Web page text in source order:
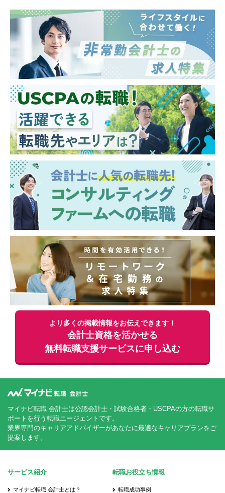
・顧客対応が中心の業務となるため、コミュ
ニケーション能力が求められます。
・将来的には都城支店長を目指すことも可能
です。
・年間休日は120日以上あり、メリハリをつ
けて働くことができます。土日祝が休みのた
め、家族とゆっくり過ごしたり、趣味やレジ
ャーを楽しむこともできます。（柔軟に就業
形態相談できます）
・30代のスタッフが活躍しています。スタッ
フ同士のデスクが向かい合わせになってお
り、互いの意見を交換しやすい和気あいあい
・本社は横浜にありますが、横浜での研修や
社員旅行を通じて、本社社員との交流を図っ
ています。
より多くの掲載情報をお伝えできます！
会計士資格を活かせる
無料転職支援サービスに申し込む
マイナビ転職 会計士は公認会計士・試験合格者・USCPAの方の転職サ
ポートを行う転職エージェントです。
業界専門のキャリアアドバイザーがあなたに最適なキャリアプランをご
提案します。
サービス紹介
マイナビ転職 会計士とは？
転職お役立ち情報
転職成功事例